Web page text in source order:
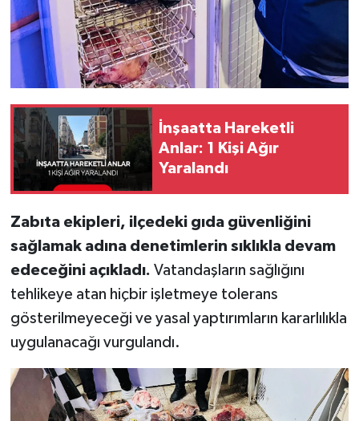
İnşaatta Hareketli
Anlar: 1 Kişi Ağır
Yaralandı
Zabıta ekipleri, ilçedeki gıda güvenliğini
sağlamak adına denetimlerin sıklıkla devam
edeceğini açıkladı. Vatandaşların sağlığını
tehlikeye atan hiçbir işletmeye tolerans
gösterilmeyeceği ve yasal yaptırımların kararlılıkla
uygulanacağı vurgulandı.